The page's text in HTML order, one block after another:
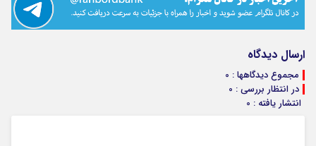
ارسال دیدگاه
مجموع دیدگاهها : 0
در انتظار بررسی : 0
انتشار یافته : 0